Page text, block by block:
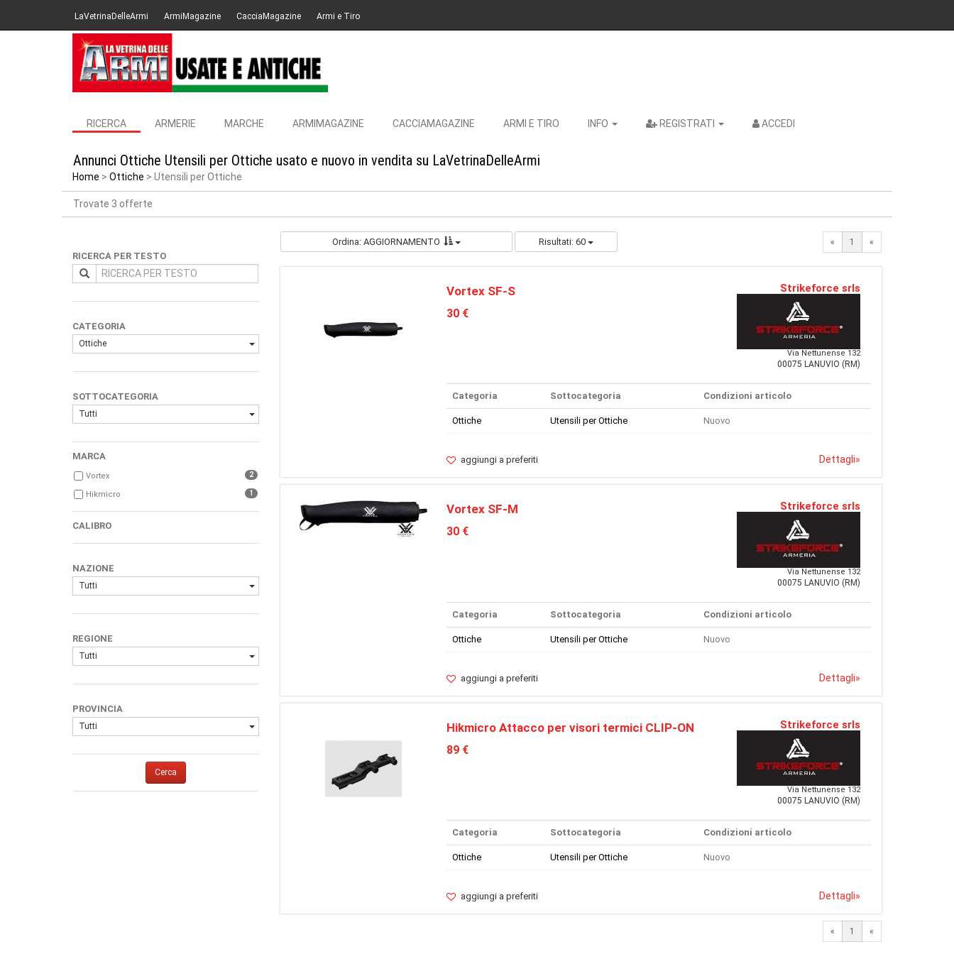
LaVetrinaDelleArmi ArmiMagazine CacciaMagazine Armi e Tiro
RICERCA ARMERIE MARCHE ARMIMAGAZINE CACCIAMAGAZINE ARMI E TIRO INFO REGISTRATI ACCEDI
Annunci Ottiche Utensili per Ottiche usato e nuovo in vendita su LaVetrinaDelleArmi
Home Ottiche Utensili per Ottiche
Trovate 3 offerte
RICERCA PER TESTO
CATEGORIA
Ottiche
SOTTOCATEGORIA
Tutti
MARCA
Vortex 2
Hikmicro 1
CALIBRO
NAZIONE
Tutti
REGIONE
Tutti
PROVINCIA
Tutti
Cerca
Ordina: AGGIORNAMENTO Risultati: 60 « 1 «
Vortex SF-S
30 €
Strikeforce srls
Via Nettunense 132
00075 LANUVIO (RM)
Categoria Sottocategoria Condizioni articolo
Ottiche Utensili per Ottiche Nuovo
aggiungi a preferiti Dettagli»
Vortex SF-M
30 €
Strikeforce srls
Via Nettunense 132
00075 LANUVIO (RM)
Categoria Sottocategoria Condizioni articolo
Ottiche Utensili per Ottiche Nuovo
aggiungi a preferiti Dettagli»
Hikmicro Attacco per visori termici CLIP-ON
89 €
Strikeforce srls
Via Nettunense 132
00075 LANUVIO (RM)
Categoria Sottocategoria Condizioni articolo
Ottiche Utensili per Ottiche Nuovo
aggiungi a preferiti Dettagli»
« 1 «